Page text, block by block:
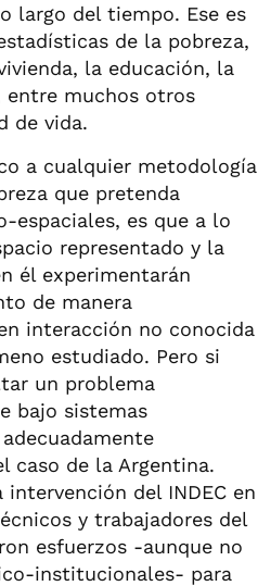
largo del tiempo. Ese es
de la pobreza,
la educación, la
entre muchos otros
de vida.
a cualquier metodología
que pretenda
espaciales, es que a lo
representado y la
él experimentarán
de manera
interacción no conocida
estudiado. Pero si
un problema
bajo sistemas
caso de la Argentina.
del INDEC en
y trabajadores del
esfuerzos -aunque no
institucionales- para